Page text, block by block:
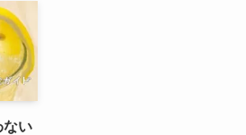
ない